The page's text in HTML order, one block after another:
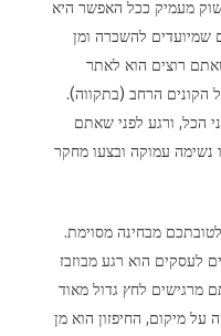
חנויות להשכרה
מעמיק ככל האפשר היא
שמיועדים להשכרה ומן
רוצים הוא לאתר
הרחב (בתקווה).
הכל, ורגע לפני שאתם
נשימה עמוקה ובצעו מחקר
מבחינה מסוימת.
לעסקים הוא רגע מבוזבז
מרגישים לחץ גדול מאוד
מיקום, החיפזון הוא מן